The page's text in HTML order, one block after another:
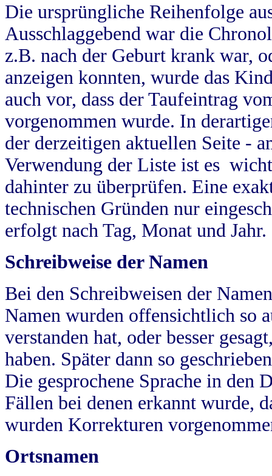
Die ursprüngliche Reihenfolge
Ausschlaggebend war die
z.B. nach der Geburt krank war,
anzeigen konnten, wurde das
auch vor, dass der Taufeintrag
vorgenommen wurde. In
der derzeitigen aktuellen Seite -
Verwendung der Liste ist es
dahinter zu überprüfen. Eine
technischen Gründen nur
erfolgt nach Tag, Monat und Jahr.
Schreibweise der Namen
Bei den Schreibweisen der
Namen wurden offensichtlich so
verstanden hat, oder besser
haben. Später dann so
Die gesprochene Sprache in
Fällen bei denen erkannt wurde,
wurden Korrekturen
Ortsnamen